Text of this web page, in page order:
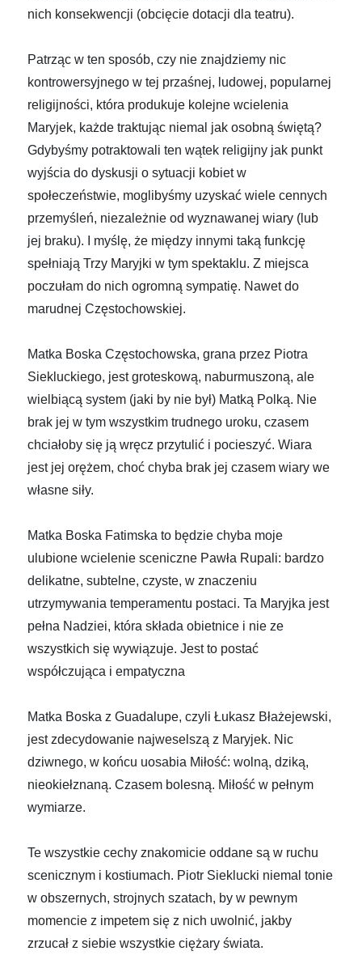
nich konsekwencji (obcięcie dotacji dla teatru).
Patrząc w ten sposób, czy nie znajdziemy nic
kontrowersyjnego w tej przaśnej, ludowej, popularnej
religijności, która produkuje kolejne wcielenia
Maryjek, każde traktując niemal jak osobną świętą?
Gdybyśmy potraktowali ten wątek religijny jak punkt
wyjścia do dyskusji o sytuacji kobiet w
społeczeństwie, moglibyśmy uzyskać wiele cennych
przemyśleń, niezależnie od wyznawanej wiary (lub
jej braku). I myślę, że między innymi taką funkcję
spełniają Trzy Maryjki w tym spektaklu. Z miejsca
poczułam do nich ogromną sympatię. Nawet do
marudnej Częstochowskiej.
Matka Boska Częstochowska, grana przez Piotra
Siekluckiego, jest groteskową, naburmuszoną, ale
wielbiącą system (jaki by nie był) Matką Polką. Nie
brak jej w tym wszystkim trudnego uroku, czasem
chciałoby się ją wręcz przytulić i pocieszyć. Wiara
jest jej orężem, choć chyba brak jej czasem wiary we
własne siły.
Matka Boska Fatimska to będzie chyba moje
ulubione wcielenie sceniczne Pawła Rupali: bardzo
delikatne, subtelne, czyste, w znaczeniu
utrzymywania temperamentu postaci. Ta Maryjka jest
pełna Nadziei, która składa obietnice i nie ze
wszystkich się wywiązuje. Jest to postać
współczująca i empatyczna
Matka Boska z Guadalupe, czyli Łukasz Błażejewski,
jest zdecydowanie najweselszą z Maryjek. Nic
dziwnego, w końcu uosabia Miłość: wolną, dziką,
nieokiełznaną. Czasem bolesną. Miłość w pełnym
wymiarze.
Te wszystkie cechy znakomicie oddane są w ruchu
scenicznym i kostiumach. Piotr Sieklucki niemal tonie
w obszernych, strojnych szatach, by w pewnym
momencie z impetem się z nich uwolnić, jakby
zrzucał z siebie wszystkie ciężary świata.